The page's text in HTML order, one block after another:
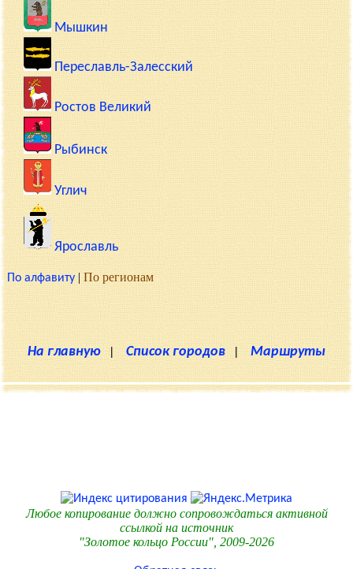
Мышкин
Переславль-Залесский
Ростов Великий
Рыбинск
Углич
Ярославль
По алфавиту|По регионам
На главную | Список городов | Маршруты
Любое копирование должно сопровождаться активной
ссылкой на источник
"Золотое кольцо России", 2009-2026